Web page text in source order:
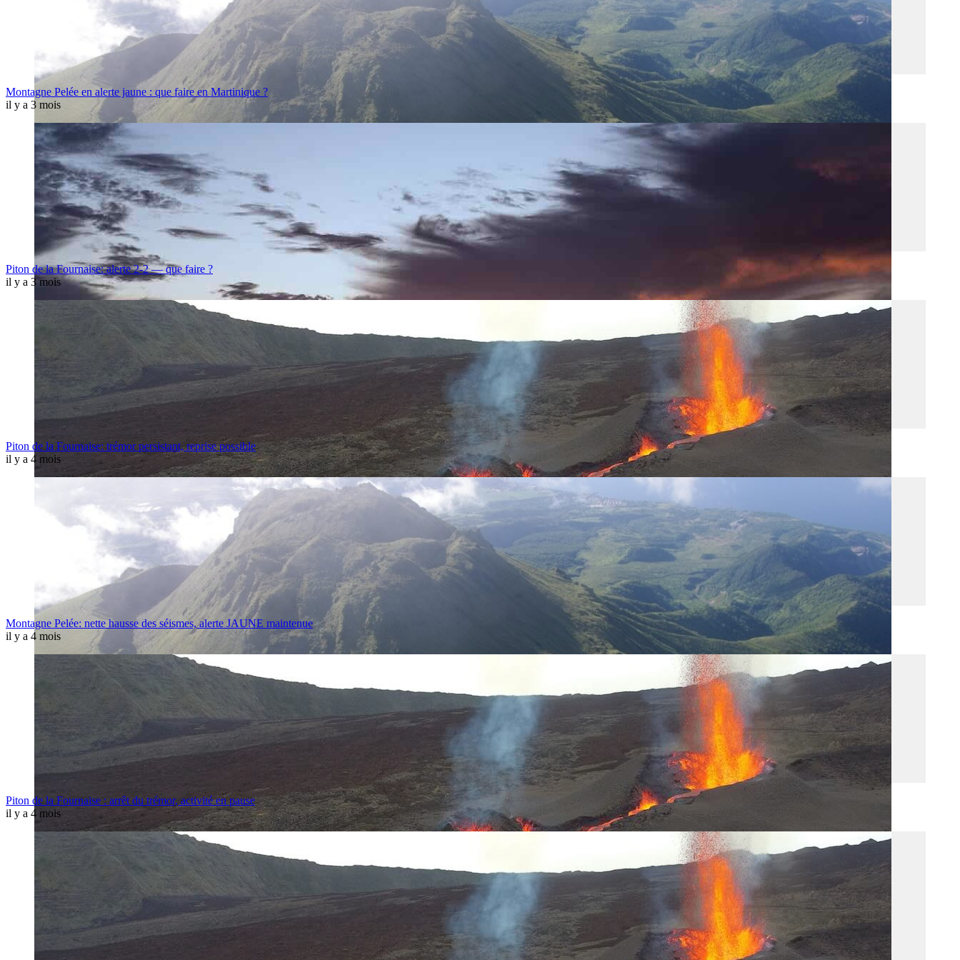
Montagne Pelée en alerte jaune : que faire en Martinique ?
il y a 3 mois
Piton de la Fournaise: alerte 2-2 — que faire ?
il y a 3 mois
Piton de la Fournaise: trémor persistant, reprise possible
il y a 4 mois
Montagne Pelée: nette hausse des séismes, alerte JAUNE maintenue
il y a 4 mois
Piton de la Fournaise : arrêt du trémor, activité en pause
il y a 4 mois